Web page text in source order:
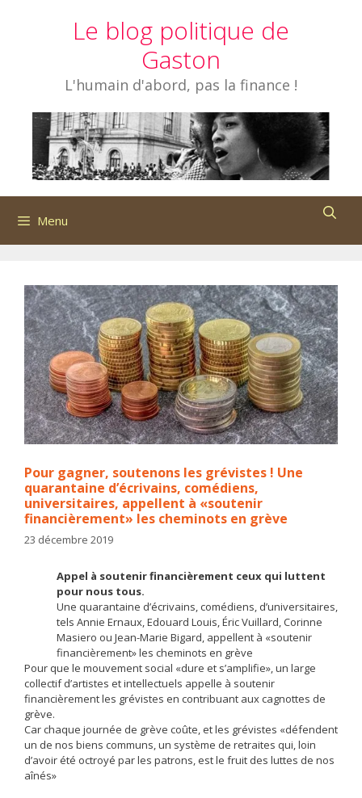
Le blog politique de
Gaston
L'humain d'abord, pas la finance !
Menu
Pour gagner, soutenons les grévistes ! Une
quarantaine d’écrivains, comédiens,
universitaires, appellent à «soutenir
financièrement» les cheminots en grève
23 décembre 2019
Appel à soutenir financièrement ceux qui luttent
pour nous tous.
Une quarantaine d’écrivains, comédiens, d’universitaires,
tels Annie Ernaux, Edouard Louis, Éric Vuillard, Corinne
Masiero ou Jean-Marie Bigard, appellent à «soutenir
financièrement» les cheminots en grève
Pour que le mouvement social «dure et s’amplifie», un large
collectif d’artistes et intellectuels appelle à soutenir
financièrement les grévistes en contribuant aux cagnottes de
grève.
Car chaque journée de grève coûte, et les grévistes «défendent
un de nos biens communs, un système de retraites qui, loin
d’avoir été octroyé par les patrons, est le fruit des luttes de nos
aînés»